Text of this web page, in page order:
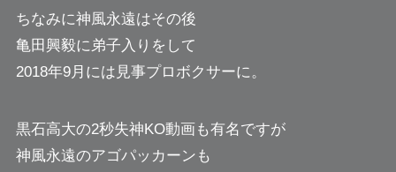
ちなみに神風永遠はその後
亀田興毅に弟子入りをして
2018年9月には見事プロボクサーに。
黒石高大の2秒失神KO動画も有名ですが
神風永遠のアゴパッカーンも